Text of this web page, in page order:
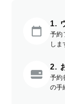
1.
予約
しま
2.
予約
の手